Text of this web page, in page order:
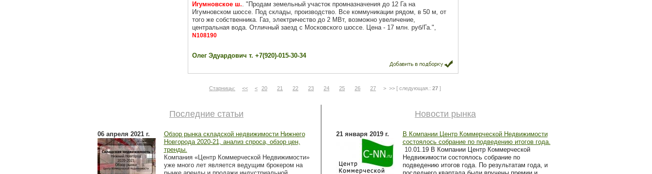
Игумновское ш.. "Продам земельный участок промназначения до 12 Га на
Игумновском шоссе. Под склады, производство. Все коммуникации рядом, в 50 м, от
того же собственника. Газ, электричество до 2 МВт, возможно увеличение,
центральная вода. Отличный заезд с Московского шоссе. Цена - 17 млн. руб/Га.",
N108190
Олег Эдуардович т. +7(920)-015-30-34
Старницы: << < 20 21 22 23 24 25 26 27 > >> [ следующая.: 27 ]
Последние статьи
06 апреля 2021 г.
Обзор рынка складской недвижимости Нижнего
Новгорода 2020-21, анализ спроса, обзор цен,
тренды.
Компания «Центр Коммерческой Недвижимости»
уже много лет является ведущим брокером на
Новости рынка
21 января 2019 г.
В Компании Центр Коммерческой Недвижимости
состоялось собрание по подведению итогов года.
10.01.19 В Компании Центр Коммерческой
Недвижимости состоялось собрание по
подведению итогов года. По результатам года, и